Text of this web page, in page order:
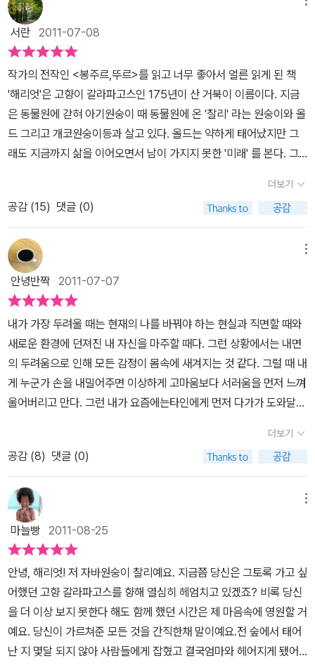
서란 2011-07-08
작가의 전작인 <봉주르,뚜르>를 읽고 너무 좋아서 얼른 읽게 된 책
'해리엇'은 고향이 갈라파고스인 175년이 산 거북이 이름이다. 지금
은 동물원에 갇혀 아기원숭이 때 동물원에 온 '찰리' 라는 원숭이와 올
드 그리고 개코원숭이등과 살고 있다. 올드는 약하게 태어났지만 그
래도 지금까지 삶을 이어오면서 남이 가지지 못한 '미래' 를 본다. 그
엇의 생명은 앞으로 삼일이다. 그 전에 찰리가 이 동물원에 오게 되는
상황이 묘사된다. 사람들에 의해 잡혀 동물원에 왔지만 엄마와 헤어
져 개코원숭이 우리 앞에서 살아야 했는데 어쩌다 사육사의 열쇠를
훔치게 되고 그 열쇠 때문에 개코원숭이의 공격을 받기도 하는데 그
때마다 해리엇이 옆에서 그를 지켜준다.해리엇은 175살이라는 나이
도 그렇고 그동안 세상을 살아온 연륜으로 모두를 너그렇게 보면서
모두를 '친구' 라면서 하나로 본다. 개코원숭이게게 시달림을 받는 찰
리를 자신이 있는 우리인 늙고 병들고 죽음이 임박한 동물들이 있는
우리로 옮겨오게 하면서 평화로운 날을 보내지만 그에겐 세상을 살
날이 얼마 남지 않았다. 그런 그에게 한가지 소원이 있다. 그가 태어나
고 친구들과 함께 하던 갈라파고스로 가는 것이다. 하지만 이제 힘도
없고 죽을 날도 가까워 그것은 꿈에 불과하다. 그런 그들에게 어느 날
개코원숭이 우리에서 불길한 소리가 들리고 무언가 심상치 않은 일이
발생했음을 감지한다. 해리엇이 개코원숭이 우리게 가 보고는 개코원
음직전에 간 것을 알게 된다. 그 소리를 들은 찰리는 자신이 지금 '열
쇠' 를 이용하여 구해줘야 한다는 것을 느끼고는 올드에게 묻는다. 개
코원숭이 아기를 구할 수 있는지. 그렇게 그들은 하나가 되어 개코원
숭이 우리도 향하지만 그들은 덜덜 떨고 있다. 무시무시했던 스미스,
하지만 이제 그는 아기 때문에그런 힘마져 없다. 찰리는 문을 열고 들
어가 올드에게 개코원숭이 아기를 구하게 한다. 목에 걸린 사탕을 빼
내어 아기의 목숨을 구한 올드와 찰리,하지만 그들의 목숨이 위험하
다.스미스가 당장이라도 그를 해칠것만 같아 덜덜 떨며 문을 잠그는
데 스미스의 한마디, '천천히 해라,찰리' 그로부터 그들은 친구로, 하
더보기
공감 (15) 댓글 (0)
안녕반짝 2011-07-07
내가 가장 두려울 때는 현재의 나를 바꿔야 하는 현실과 직면할 때와
새로운 환경에 던져진 내 자신을 마주할 때다. 그런 상황에서는 내면
의 두려움으로 인해 모든 감정이 몸속에 새겨지는 것 같다. 그럴 때 내
게 누군가 손을 내밀어주면 이상하게 고마움보다 서러움을 먼저 느껴
울어버리고 만다. 그런 내가 요즘에는타인에게 먼저 다가가 도와달라
받아준다는 사실을 깨닫고 있기 때문이다. 태어난 지 몇 달 되지 않은
원숭이 찰리도 나처럼 두려운 상황에 놓여 있었다. 엄마와 헤어져 동
물원에 보내진 찰리는 새로운 환경에 불안함을 느꼈다. 그런 찰리를
보고 다른 원숭이는 ‘중요한 건 도망가는 것이 아니라 살아남는 거야.
어차피 네가 살았던 숲도 원숭이의 세상이 아니라 사람들의 세상이거
든.’(19쪽) 이라며 앞으로 펼쳐질 험난한 생활을 암시해 주었다. 우연
히 테드라는 아이의 눈에 띄어 그들이 원하는 생활에 맞추어 살아가
지만 다시 동물원으로 보내졌고, 그곳은 그동안 상상할 수 없었던 고
난이 기다리고 있었다. 새로운 우리에 갇힌 찰리는 거친 개코원숭이
스미스에게 첫 날부터 괴롭힘을 당한다. 돌에 맞고 협박을 당하며 절
망의 한 가운데 있을 때, 구원처럼 175년을 살아온 갈라파고스 거북
해리엇이 찰리에게 온다.“처음이라 쉽지 않을 거야. 그리고 외로울 거
더보기
공감 (8) 댓글 (0)
마늘빵 2011-08-25
안녕, 해리엇! 저 자바원숭이 찰리예요. 지금쯤 당신은 그토록 가고 싶
어했던 고향 갈라파고스를 향해 열심히 헤엄치고 있겠죠? 비록 당신
을 더 이상 보지 못한다 해도 함께 했던 시간은 제 마음속에 영원할 거
예요. 당신이 가르쳐준 모든 것을 간직한채 말이예요.전 숲에서 태어
난 지 몇달 되지 않아 사람들에게 잡혔고 결국엄마와 헤어지게 됐어